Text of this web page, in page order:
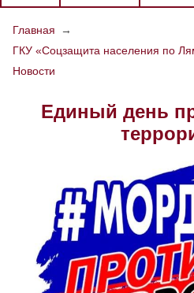
РАЗМЕР
Настройки по
Главная
→
ГКУ «Соцзащита населения по
Новости
Единый день